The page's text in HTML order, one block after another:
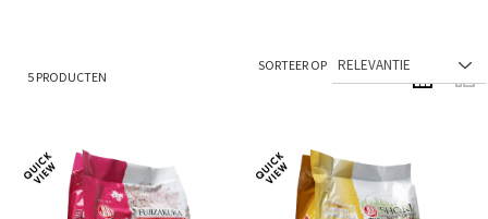
5 PRODUCTEN
SORTEER OP